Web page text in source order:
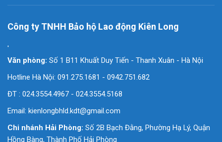
Công ty TNHH Bảo hộ Lao động Kiên Long
'
Văn phòng: Số 1 B11 Khuất Duy Tiến - Thanh Xuân - Hà Nội
Hotline Hà Nội: 091.275.1681 - 0942.751.682
ĐT : 024.3554.4967 - 024.3554.5168
Email: kienlongbhld.kdt@gmail.com
Chi nhánh Hải Phòng: Số 2B Bạch Đằng, Phường Hạ Lý, Quận
Hồng Bàng, Thành Phố Hải Phòng